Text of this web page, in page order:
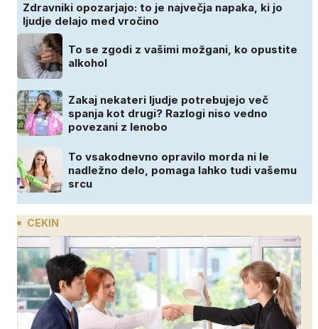
Zdravniki opozarjajo: to je največja napaka, ki jo
ljudje delajo med vročino
To se zgodi z vašimi možgani, ko opustite
alkohol
Zakaj nekateri ljudje potrebujejo več
spanja kot drugi? Razlogi niso vedno
povezani z lenobo
To vsakodnevno opravilo morda ni le
nadležno delo, pomaga lahko tudi vašemu
srcu
CEKIN